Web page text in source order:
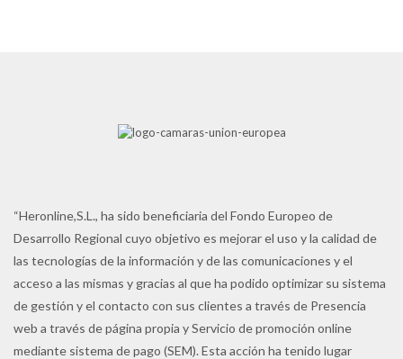
“Heronline,S.L., ha sido beneficiaria del Fondo Europeo de
Desarrollo Regional cuyo objetivo es mejorar el uso y la calidad de
las tecnologías de la información y de las comunicaciones y el
acceso a las mismas y gracias al que ha podido optimizar su sistema
de gestión y el contacto con sus clientes a través de Presencia
web a través de página propia y Servicio de promoción online
mediante sistema de pago (SEM). Esta acción ha tenido lugar